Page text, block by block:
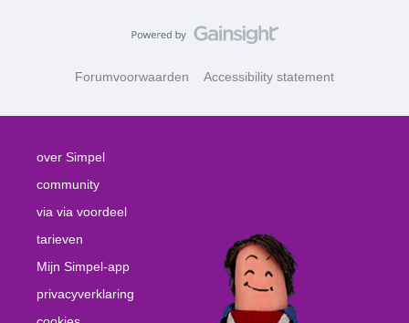
Forumvoorwaarden Accessibility statement
over Simpel
community
via via voordeel
tarieven
Mijn Simpel-app
privacyverklaring